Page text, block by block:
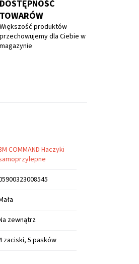
DOSTĘPNOŚĆ
TOWARÓW
Większość produktów
przechowujemy dla Ciebie w
magazynie
COMMAND Haczyki
zewnątrz
zaciski, 5 pasków